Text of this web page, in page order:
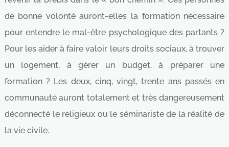
de bonne volonté auront-elles la formation nécessaire
pour entendre le mal-être psychologique des partants ?
Pour les aider à faire valoir leurs droits sociaux, à trouver
un logement, à gérer un budget, à préparer une
formation ? Les deux, cinq, vingt, trente ans passés en
communauté auront totalement et très dangereusement
déconnecté le religieux ou le séminariste de la réalité de
la vie civile.